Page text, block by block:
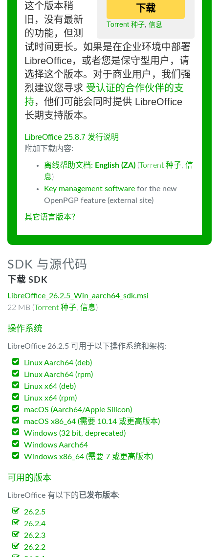
下载
Torrent 种子, 信息
这个版本稍
旧，没有最新
的功能，但测
试时间更长。如果是在企业环境中部署
LibreOffice，或者您是保守型用户，请
选择这个版本。对于商业用户，我们强
烈建议您寻求 受认证的合作伙伴的支
持，他们可能会同时提供 LibreOffice
长期支持版本。
LibreOffice 25.8.7 发行说明
附加下载内容:
离线帮助文档: English (ZA) (Torrent 种子, 信
息)
Key management software for the new
OpenPGP feature (external site)
其它语言版本？
SDK 与源代码
下载 SDK
LibreOffice_26.2.5_Win_aarch64_sdk.msi
22 MB (Torrent 种子, 信息)
操作系统
LibreOffice 26.2.5 可用于以下操作系统和架构:
Linux Aarch64 (deb)
Linux Aarch64 (rpm)
Linux x64 (deb)
Linux x64 (rpm)
macOS (Aarch64/Apple Silicon)
macOS x86_64 (需要 10.14 或更高版本)
Windows (32 bit, deprecated)
Windows Aarch64
Windows x86_64 (需要 7 或更高版本)
可用的版本
LibreOffice 有以下的已发布版本:
26.2.5
26.2.4
26.2.3
26.2.2